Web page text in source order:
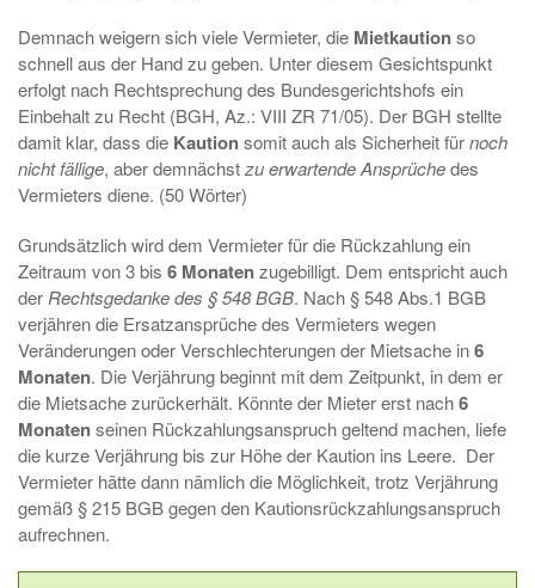
Demnach weigern sich viele Vermieter, die Mietkautionso
schnell aus der Hand zu geben. Unter diesem Gesichtspunkt
erfolgt nach Rechtsprechung des Bundesgerichtshofs ein
Einbehalt zu Recht (BGH, Az.: VIII ZR 71/05). Der BGH stellte
damit klar, dass die Kautionsomit auch als Sicherheit fürnoch
nicht fällige, aber demnächstzu erwartende Ansprüchedes
Vermieters diene. (50 Wörter)
Grundsätzlich wird dem Vermieter für die Rückzahlung ein
Zeitraum von3 bis 6 Monatenzugebilligt. Dem entspricht auch
der Rechtsgedanke des § 548 BGB. Nach § 548 Abs.1 BGB
verjähren die Ersatzansprüche des Vermieters wegen
Veränderungen oder Verschlechterungen der Mietsache in6
Monaten. Die Verjährung beginnt mit dem Zeitpunkt, in dem er
die Mietsache zurückerhält. Könnte der Mieter erst nach6
Monatenseinen Rückzahlungsanspruch geltend machen, liefe
die kurze Verjährung bis zur Höhe der Kaution ins Leere. Der
Vermieter hätte dann nämlich die Möglichkeit, trotz Verjährung
gemäß § 215 BGB gegen den Kautionsrückzahlungsanspruch
aufrechnen.